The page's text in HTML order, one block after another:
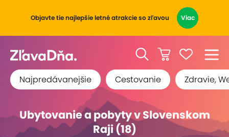
Objavte tie najlepšie letné atrakcie so zľavou Viac
Najpredávanejšie Cestovanie Zdravie,
Ubytovanie a pobyty v Slovenskom
Raji (18)